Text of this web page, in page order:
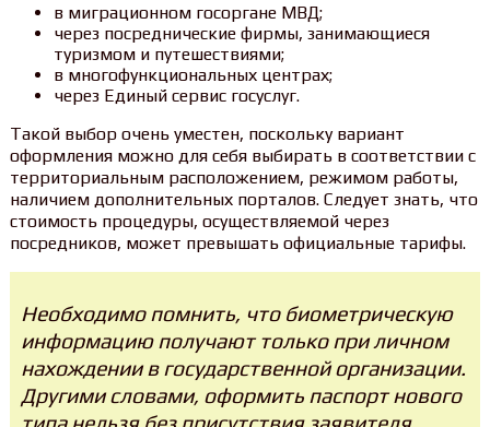
в миграционном госоргане МВД;
через посреднические фирмы, занимающиеся
туризмом и путешествиями;
в многофункциональных центрах;
через Единый сервис госуслуг.
Такой выбор очень уместен, поскольку вариант
оформления можно для себя выбирать в соответствии с
территориальным расположением, режимом работы,
наличием дополнительных порталов. Следует знать, что
стоимость процедуры, осуществляемой через
посредников, может превышать официальные тарифы.
Необходимо помнить, что биометрическую
информацию получают только при личном
нахождении в государственной организации.
Другими словами, оформить паспорт нового